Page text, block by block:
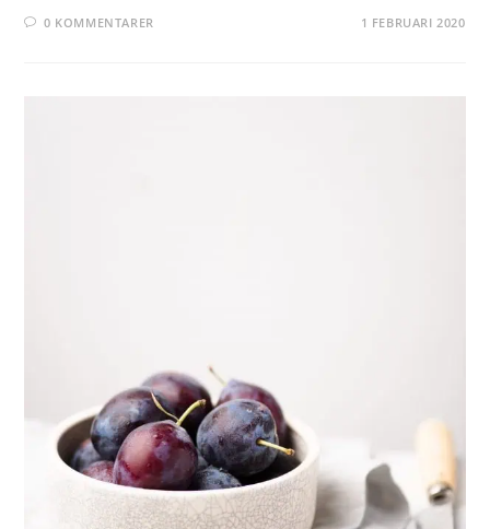
0 KOMMENTARER 1 FEBRUARI 2020